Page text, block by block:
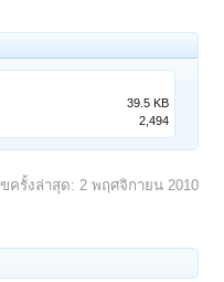
39.5 KB
2,494
ครั้งล่าสุด: 2 พฤศจิกายน 2010